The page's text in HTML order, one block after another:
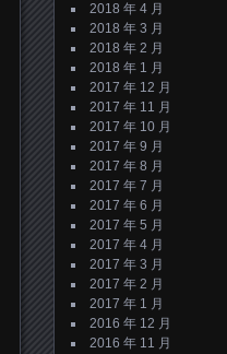
2018 年 4 月
2018 年 3 月
2018 年 2 月
2018 年 1 月
2017 年 12 月
2017 年 11 月
2017 年 10 月
2017 年 9 月
2017 年 8 月
2017 年 7 月
2017 年 6 月
2017 年 5 月
2017 年 4 月
2017 年 3 月
2017 年 2 月
2017 年 1 月
2016 年 12 月
2016 年 11 月